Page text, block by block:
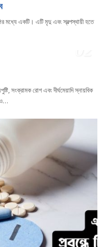
মধ্যে একটি। এটি মৃদু এবং স্বল্পস্থায়ী হতে
সংক্রামক রোগ এবং দীর্ঘমেয়াদি স্নায়বিক